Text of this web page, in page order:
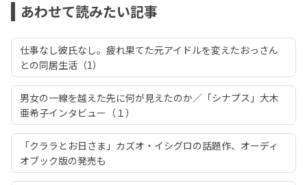
あわせて読みたい記事
仕事なし彼氏なし。疲れ果てた元アイドルを変えたおっさん
との同居生活（1）
男女の一線を越えた先に何が見えたのか／「シナプス」大木
亜希子インタビュー（１）
「クララとお日さま」カズオ・イシグロの話題作、オーディ
オブック版の発売も